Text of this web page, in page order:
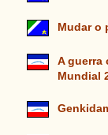
Mudar o
A guerra
Mundial